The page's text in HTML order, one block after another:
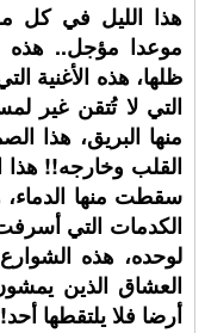
هذا الليل في كل
موعدا مؤجل.. هذه
ظلها، هذه الأغنية
التي لا تُتقن غير
منها البريق، هذا
القلب وخارجه!!
سقطت منها
الكدمات التي
لوحده، هذه
العشاق الذين
أرضا فلا يلتقطها